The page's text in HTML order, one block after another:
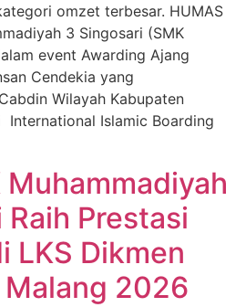
omzet terbesar. HUMAS
3 Singosari (SMK
event Awarding Ajang
Cendekia yang
Wilayah Kabupaten
Islamic Boarding
Muhammadiyah
Prestasi
LKS Dikmen
2026